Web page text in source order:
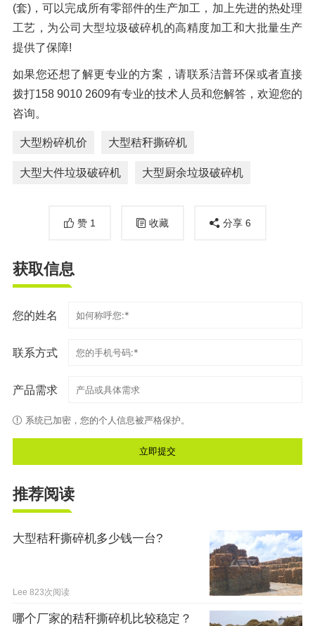
(套)，可以完成所有零部件的生产加工，加上先进的热处理
工艺，为公司大型垃圾破碎机的高精度加工和大批量生产
提供了保障!
如果您还想了解更专业的方案，请联系洁普环保或者直接
拨打158 9010 2609有专业的技术人员和您解答，欢迎您的
咨询。
大型粉碎机价 大型秸秆撕碎机
大型大件垃圾破碎机 大型厨余垃圾破碎机
赞 1 收藏 分享 6
获取信息
您的姓名
联系方式
产品需求
系统已加密，您的个人信息被严格保护。
推荐阅读
大型秸秆撕碎机多少钱一台?
Lee 823次阅读
哪个厂家的秸秆撕碎机比较稳定？